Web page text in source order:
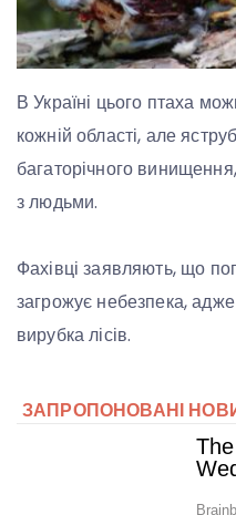
В Україні цього птаха
кожній області, але
багаторічного
з людьми.
Фахівці заявляють, що
загрожує небезпека, адже
вирубка лісів.